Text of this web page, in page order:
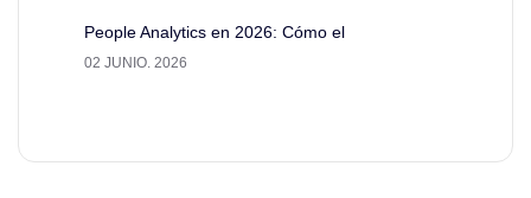
People Analytics en 2026: Cómo el
02 JUNIO. 2026